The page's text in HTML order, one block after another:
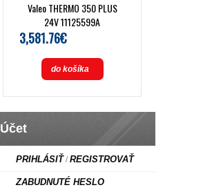
Valeo THERMO 350 PLUS
24V 11125599A
3,581.76€
do košíka
Účet
PRIHLÁSIŤ/REGISTROVAŤ
ZABUDNUTÉ HESLO